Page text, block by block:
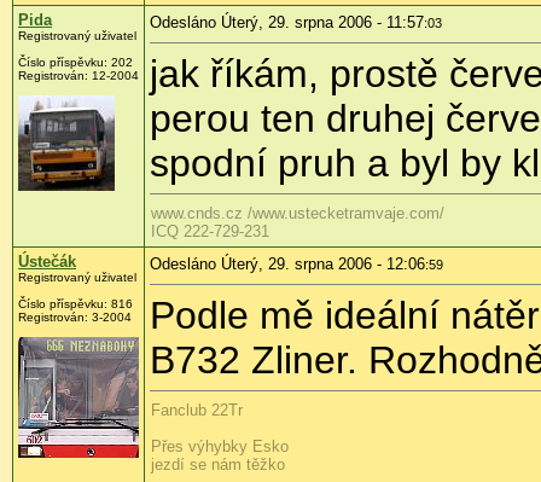
Pida
Registrovaný uživatel
Číslo příspěvku: 202
Registrován: 12-2004
Odesláno Úterý, 29. srpna 2006 - 11:57:03
jak říkám, prostě
perou ten druhej
spodní pruh a byl by
www.cnds.cz /www.ustecketramvaje.com/
ICQ 222-729-231
Ústečák
Registrovaný uživatel
Číslo příspěvku: 816
Registrován: 3-2004
Odesláno Úterý, 29. srpna 2006 - 12:06:59
Podle mě ideální
B732 Zliner.
Fanclub 22Tr
Přes výhybky Esko
jezdí se nám těžko